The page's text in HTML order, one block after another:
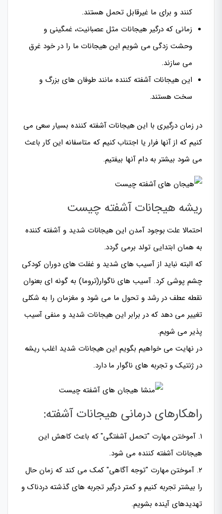
کنند و برای ما غیرقابل تحمل هستند.
زمانی که درگیر هیجانات مثل عصبانیت، غمگینی و
وحشت زدگی می شویم این هیجانات ما را در خود غرق
می سازند.
این هیجانات آشفته کننده مانند طوفان های بزرگ و
سخت هستند.
در زمان درگیری با این هیجانات آشفته کننده بسیار سعی می
کنیم که از آنها فرار یا اجتناب کنیم که متاسفانه این کار باعث
می شود بیشتر به دام آنها بیفتیم.
ریشه هیجانات آشفته چیست
احتمالا علت بوجود آمدن این هیجانات شدید و آشفته کننده
به همان ابتدایی تولد برمی گردد.
که البته نباید از آسیب های شدید و غفلت های دوران کودکی
چشم پوشی کرد. آسیب های ناگوار(تروما) به گونه ای بعنوان
نقطه عطف در رشد و تحول ما می شود و مغزمان را به شکلی
تغییر می دهد که در برابر این هیجانات شدید و منفی آسیب
پذیر می شویم.
در نهایت می خواهیم بگویم این هیجانات شدید اغلب ریشه
در ژنتیک و تجربه های ناگوار ما دارد.
راهکارهای درمانی هیجانات آشفته:
۱. آموختن مهارت "تحمل آشفتگی" که باعث کاهش این
هیجانات آشفته کننده می شود.
۲. آموختن مهارت "توجه آگاهی" کمک می کند که زمان حال
را بیشتر تجربه کنیم و کمتر درگیر تجربه های گذشته دردناک و
تهدیدهای آینده بشویم.